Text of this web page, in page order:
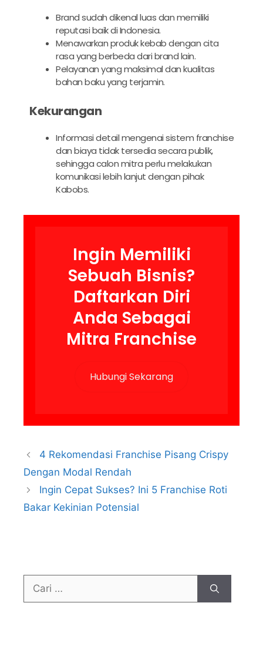
Brand sudah dikenal luas dan memiliki
reputasi baik di Indonesia.
Menawarkan produk kebab dengan cita
rasa yang berbeda dari brand lain.
Pelayanan yang maksimal dan kualitas
bahan baku yang terjamin.
Kekurangan
Informasi detail mengenai sistem franchise
dan biaya tidak tersedia secara publik,
sehingga calon mitra perlu melakukan
komunikasi lebih lanjut dengan pihak
Kabobs.
Ingin Memiliki
Sebuah Bisnis?
Daftarkan Diri
Anda Sebagai
Mitra Franchise
Hubungi Sekarang
4 Rekomendasi Franchise Pisang Crispy
Dengan Modal Rendah
Ingin Cepat Sukses? Ini 5 Franchise Roti
Bakar Kekinian Potensial